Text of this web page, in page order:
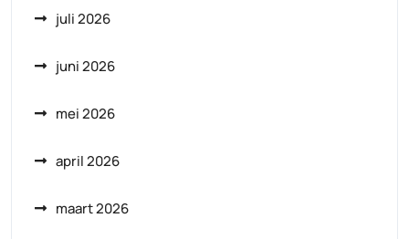
juli 2026
juni 2026
mei 2026
april 2026
maart 2026